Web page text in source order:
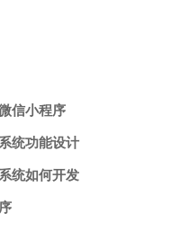
信小程序
统功能设计
统如何开发